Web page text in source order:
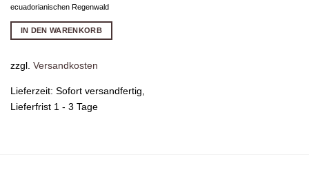
ecuadorianischen Regenwald
IN DEN WARENKORB
zzgl. Versandkosten
Lieferzeit: Sofort versandfertig,
Lieferfrist 1 - 3 Tage